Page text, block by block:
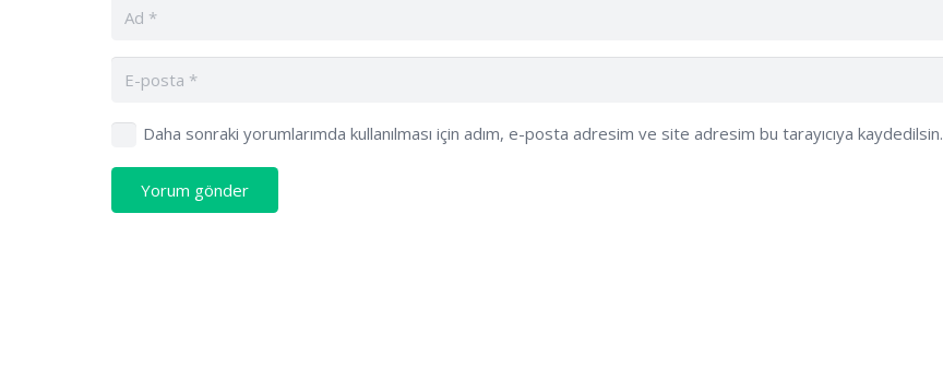
Daha sonraki yorumlarımda kullanılması için adım, e-posta adresim ve site adresim bu tarayıcıya kaydedilsin.
Yorum gönder